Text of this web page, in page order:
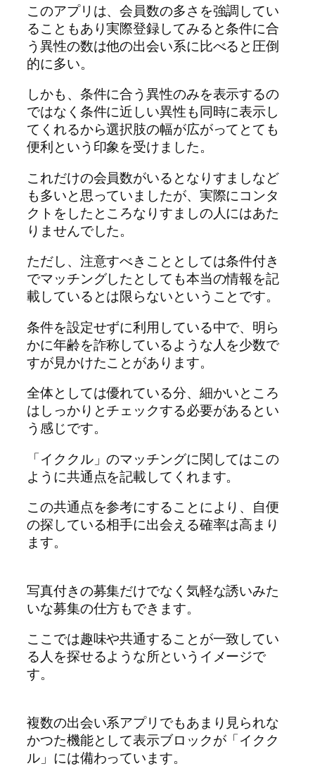
このアプリは、会員数の多さを強調してい
ることもあり実際登録してみると条件に合
う異性の数は他の出会い系に比べると圧倒
的に多い。
しかも、条件に合う異性のみを表示するの
ではなく条件に近しい異性も同時に表示し
てくれるから選択肢の幅が広がってとても
便利という印象を受けました。
これだけの会員数がいるとなりすましなど
も多いと思っていましたが、実際にコンタ
クトをしたところなりすましの人にはあた
りませんでした。
ただし、注意すべきこととしては条件付き
でマッチングしたとしても本当の情報を記
載しているとは限らないということです。
条件を設定せずに利用している中で、明ら
かに年齢を詐称しているような人を少数で
すが見かけたことがあります。
全体としては優れている分、細かいところ
はしっかりとチェックする必要があるとい
う感じです。
「イククル」のマッチングに関してはこの
ように共通点を記載してくれます。
この共通点を参考にすることにより、自便
の探している相手に出会える確率は高まり
ます。
写真付きの募集だけでなく気軽な誘いみた
いな募集の仕方もできます。
ここでは趣味や共通することが一致してい
る人を探せるような所というイメージで
す。
複数の出会い系アプリでもあまり見られな
かつた機能として表示ブロックが「イクク
ル」には備わっています。